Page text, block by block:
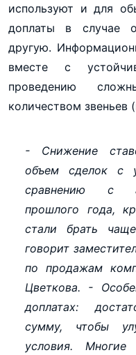
используют и для
доплаты в случае
другую.
вместе с
проведению
количеством звеньев
- Снижение
объем сделок с
сравнению с
прошлого года,
стали брать
говорит
по продажам
Цветкова. -
доплатах:
сумму, чтобы
условия. Многие